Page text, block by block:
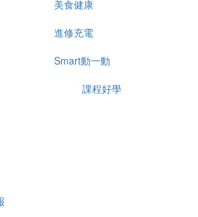
美食健康
進修充電
Smart動一動
課程好學